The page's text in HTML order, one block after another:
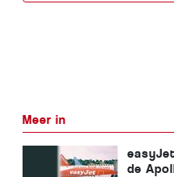
Meer in
de